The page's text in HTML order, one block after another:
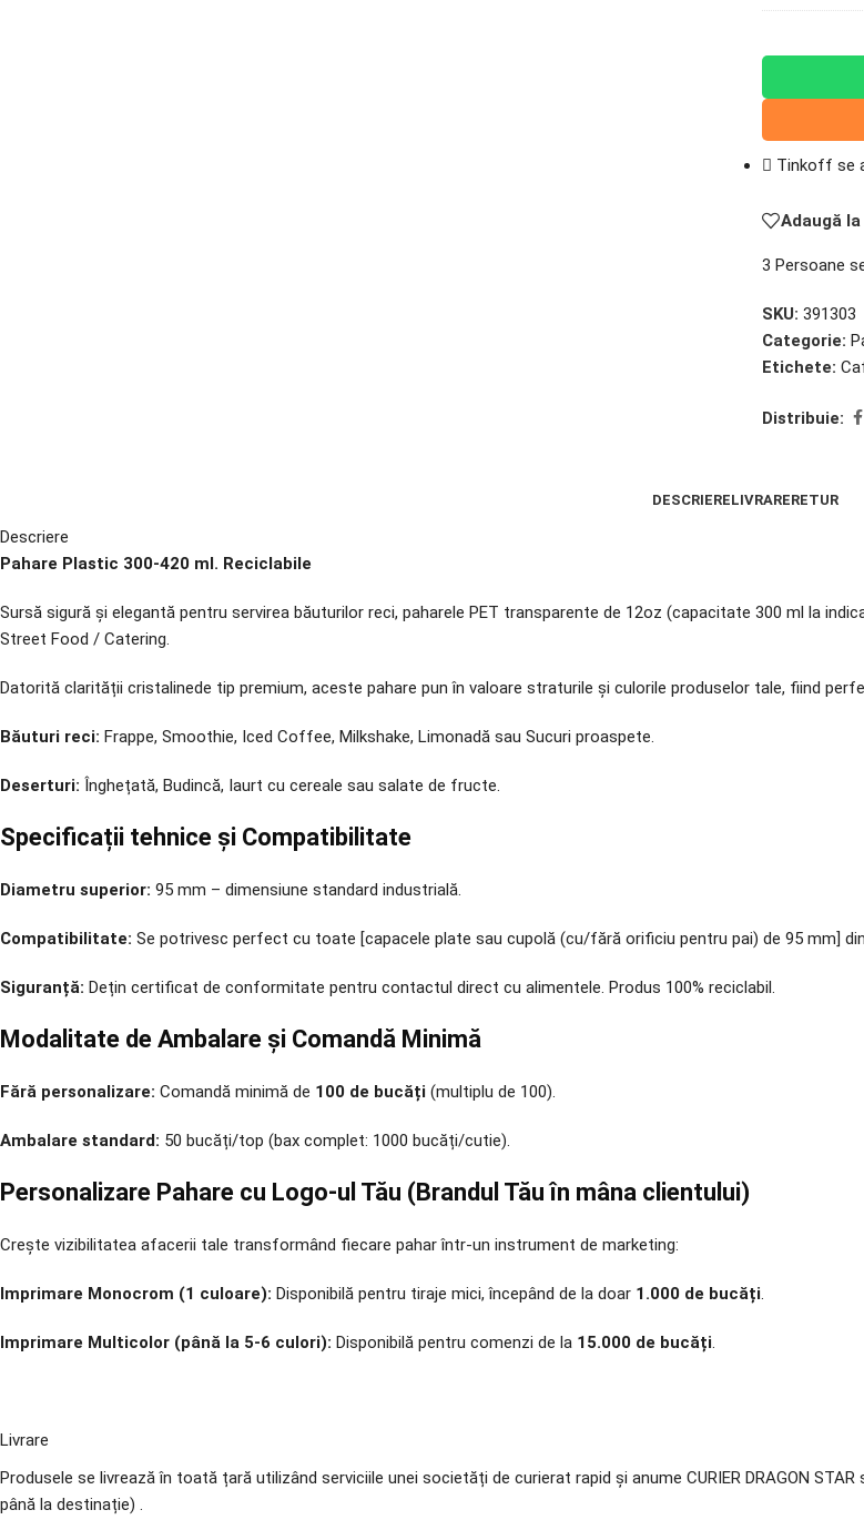
250/300/
Tinkoff se
Adaugă
3 Persoane
SKU: 391303
Categorie:
Etichete:
Distribuie:
DESCRIERELIVRARERETUR
Descriere
Pahare Plastic 300-420 ml. Reciclabile
Sursă sigură și elegantă pentru servirea băuturilor reci, paharele PET transparente de 12oz (capacitate 300 ml la
Street Food / Catering.
Datorită clarității cristalinede tip premium, aceste pahare pun în valoare straturile și culorile produselor tale, fiind
Băuturi reci: Frappe, Smoothie, Iced Coffee, Milkshake, Limonadă sau Sucuri proaspete.
Deserturi: Înghețată, Budincă, Iaurt cu cereale sau salate de fructe.
Specificații tehnice și Compatibilitate
Diametru superior: 95 mm – dimensiune standard industrială.
Compatibilitate: Se potrivesc perfect cu toate [capacele plate sau cupolă (cu/fără orificiu pentru pai) de 95 mm]
Siguranță: Dețin certificat de conformitate pentru contactul direct cu alimentele. Produs 100% reciclabil.
Modalitate de Ambalare și Comandă Minimă
Fără personalizare: Comandă minimă de 100 de bucăți (multiplu de 100).
Ambalare standard: 50 bucăți/top (bax complet: 1000 bucăți/cutie).
Personalizare Pahare cu Logo-ul Tău (Brandul Tău în mâna clientului)
Crește vizibilitatea afacerii tale transformând fiecare pahar într-un instrument de marketing:
Imprimare Monocrom (1 culoare): Disponibilă pentru tiraje mici, începând de la doar 1.000 de bucăți.
Imprimare Multicolor (până la 5-6 culori): Disponibilă pentru comenzi de la 15.000 de bucăți.
Livrare
Produsele se livrează în toată țară utilizând serviciile unei societăți de curierat rapid și anume CURIER DRAGON
până la destinație) .